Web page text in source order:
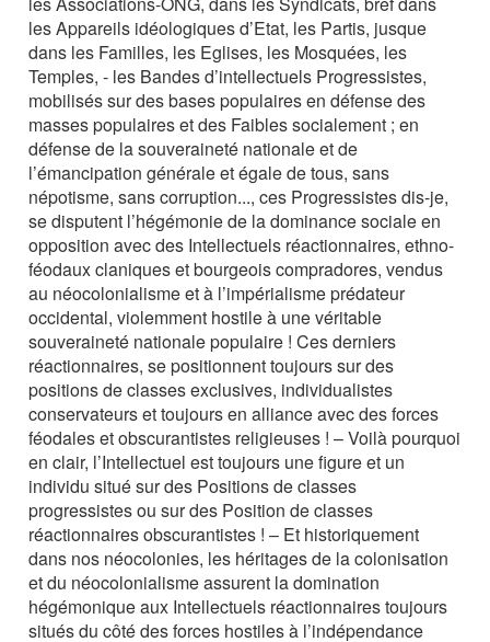
les Appareils idéologiques d’Etat, les Partis, jusque
dans les Familles, les Eglises, les Mosquées, les
Temples, - les Bandes d’intellectuels Progressistes,
mobilisés sur des bases populaires en défense des
masses populaires et des Faibles socialement ; en
défense de la souveraineté nationale et de
l’émancipation générale et égale de tous, sans
népotisme, sans corruption..., ces Progressistes dis-je,
se disputent l’hégémonie de la dominance sociale en
opposition avec des Intellectuels réactionnaires, ethno-
féodaux claniques et bourgeois compradores, vendus
au néocolonialisme et à l’impérialisme prédateur
occidental, violemment hostile à une véritable
souveraineté nationale populaire ! Ces derniers
réactionnaires, se positionnent toujours sur des
positions de classes exclusives, individualistes
conservateurs et toujours en alliance avec des forces
féodales et obscurantistes religieuses ! – Voilà pourquoi
en clair, l’Intellectuel est toujours une figure et un
individu situé sur des Positions de classes
progressistes ou sur des Position de classes
réactionnaires obscurantistes ! – Et historiquement
dans nos néocolonies, les héritages de la colonisation
et du néocolonialisme assurent la domination
hégémonique aux Intellectuels réactionnaires toujours
situés du côté des forces hostiles à l’indépendance